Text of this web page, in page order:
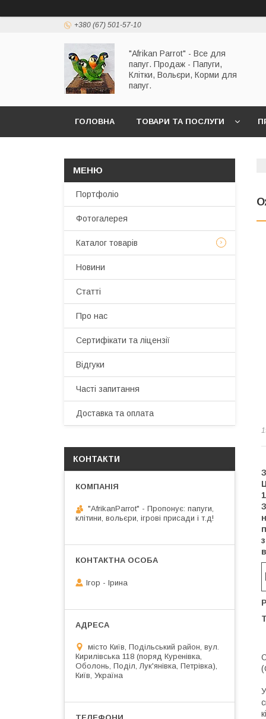
+380 (67) 501-57-10
"Afrikan Parrot" - Все для
папуг. Продаж - Папуги,
Клітки, Вольєри, Корми для
папуг.
ГОЛОВНА ТОВАРИ ТА ПОСЛУГИ
Портфоліо
Фотогалерея
Каталог товарів
Новини
Статті
Про нас
Сертифікати та ліцензії
Відгуки
Часті запитання
Доставка та оплата
КОНТАКТИ
"AfrikanParrot" - Пропонує: папуги,
клітини, вольєри, ігрові присади і т.д!
Ігор - Ірина
місто Київ, Подільський район, вул.
Кирилівська 118 (поряд Куренівка,
Оболонь, Поділ, Лук'янівка, Петрівка),
Київ, Україна